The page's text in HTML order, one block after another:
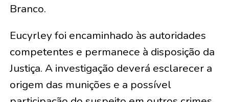
Branco.
Eucyrley foi encaminhado às autoridades
competentes e permanece à disposição da
Justiça. A investigação deverá esclarecer a
origem das munições e a possível